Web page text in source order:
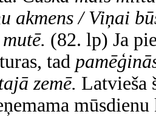
akmens / Viņai
(82. lp) Ja
tad
zemē. Latvieša